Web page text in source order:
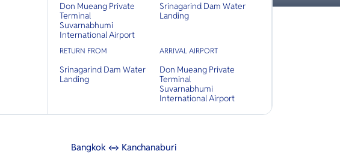
Don Mueang Private
Terminal
Suvarnabhumi
International Airport
Srinagarind Dam Water
Landing
RETURN FROM
Srinagarind Dam Water
Landing
ARRIVAL AIRPORT
Don Mueang Private
Terminal
Suvarnabhumi
International Airport
Bangkok ↔ Kanchanaburi